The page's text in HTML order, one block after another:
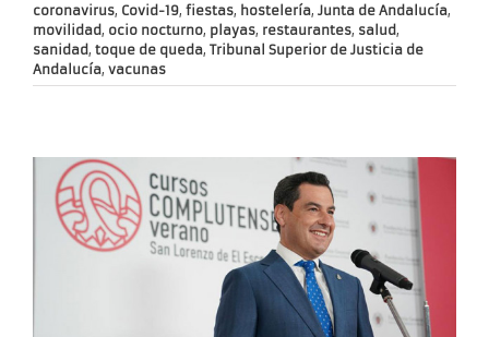
coronavirus, Covid-19, fiestas, hostelería, Junta de Andalucía,
movilidad , ocio nocturno, playas, restaurantes, salud ,
sanidad , toque de queda, Tribunal Superior de Justicia de
Andalucía, vacunas